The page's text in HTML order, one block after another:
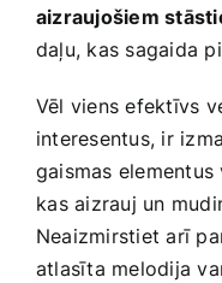
aizraujošiem
daļu, kas sagaida
Vēl viens efektīvs
interesentus, ir
gaismas
⁣kas aizrauj un
Neaizmirstiet arī
atlasīta melodija